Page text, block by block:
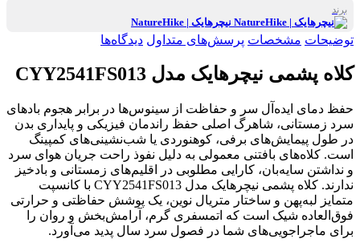
برند
نیچرهایک | NatureHike
توضیحات مشخصات پرسش‌های متداول دیدگاه‌ها
کلاه پشمی نیچرهایک مدل CYY2541FS013
حفظ دمای ایده‌آل سر و حفاظت از سینوس‌ها در برابر هجوم بادهای
سرد زمستانی، شاهرگ اصلی حفظ راندمان فیزیکی و پایداری بدن
در طول پیمایش‌های برفی، کوهنوردی یا شب‌نشینی‌های کمپینگ
است. کلاه‌های بافتنی معمولی به دلیل نفوذ راحت جریان هوای سرد
و نداشتن سایه‌بان، کارایی مطلوبی در اقلیم‌های زمستانی و بادخیز
ندارند. کلاه پشمی نیچرهایک مدل CYY2541FS013 با کانسپت
متمایز لبه‌پهن و ساختار متریال نوین، یک پوشش حفاظتی و حرارتی
فوق‌العاده شیک است که اتمسفری گرم، آرامش‌بخش و روان را
برای ماجراجویی‌های شما در فصول سرد سال پدید می‌آورد.